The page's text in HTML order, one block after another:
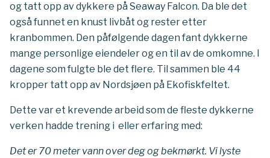
og tatt opp av dykkere på Seaway Falcon. Da ble det
også funnet en knust livbåt og rester etter
kranbommen. Den påfølgende dagen fant dykkerne
mange personlige eiendeler og en til av de omkomne. I
dagene som fulgte ble det flere. Til sammen ble 44
kropper tatt opp av Nordsjøen på Ekofiskfeltet.
Dette var et krevende arbeid som de fleste dykkerne
verken hadde trening i eller erfaring med:
Det er 70 meter vann over deg og bekmørkt. Vi lyste